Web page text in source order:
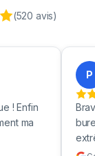
(520 avis)
! Enfin
ma
P